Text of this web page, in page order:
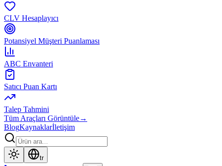
CLV Hesaplayıcı
Potansiyel Müşteri Puanlaması
ABC Envanteri
Satıcı Puan Kartı
Talep Tahmini
Tüm Araçları Görüntüle→
BlogKaynaklarİletişim
tr